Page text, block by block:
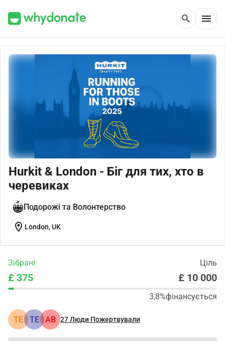
search menu
Hurkit & London - Біг для тих, хто в
черевиках
Подорожі та Волонтерство
location_on London, UK
Зібрані Ціль
£ 375 £ 10 000
3,8%фінансується
TE TE АВ 27Люди Пожертвували